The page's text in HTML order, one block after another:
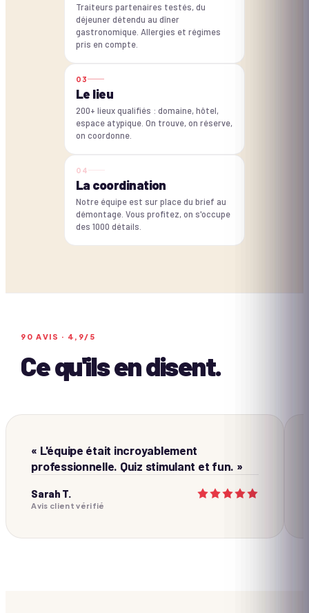
Traiteurs partenaires testés, du
déjeuner détendu au dîner
gastronomique. Allergies et régimes
pris en compte.
03
Le lieu
200+ lieux qualifiés : domaine, hôtel,
espace atypique. On trouve, on réserve,
on coordonne.
0 4
La coordination
Notre équipe est sur place du brief au
démontage. Vous profitez, on s'occupe
des 1000 détails.
90 AVIS · 4,9/5
Ce qu'ils en disent.
« L'équipe était incroyablement
professionnelle. Quiz stimulant et fun. »
Sarah T.
Avis client vérifié